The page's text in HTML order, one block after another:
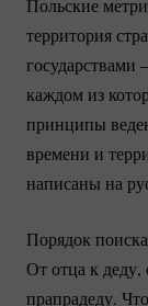
Польские
территория
каждом из
принципы
времени и
написаны на
Порядок
От отца к деду,
прапрадеду.